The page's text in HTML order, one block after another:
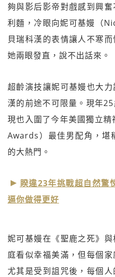
夠與影后影帝對戲感到興
利麵，冷眼向妮可基嫚（
貝瑞科漢的表情讓人不寒
她兩眼發直，說不出話來。
超齡演技讓妮可基嫚也大
漢的前途不可限量。現年
現也入圍了今年美國獨立
Awards）最佳男配角，堪
的大熱門。
睽違23年挑戰超自然驚
逼你做得更好
妮可基嫚在《聖鹿之死》
庭看似幸福美滿，但每個
尤其是受到詛咒後，每個